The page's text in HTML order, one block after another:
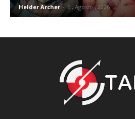
Helder Archer - 6 , Agosto , 2026